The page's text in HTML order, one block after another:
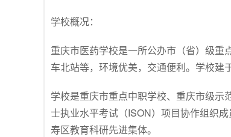
学校概况：
重庆市医药学校是一所公办市（省）级
车北站等，环境优美，交通便利。学校建
学校是重庆市重点中职学校、重庆市级
士执业水平考试（ISON）项目协作组织
寿区教育科研先进集体。